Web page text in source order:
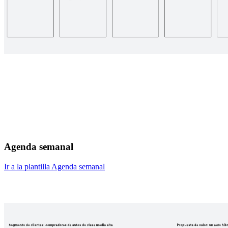
Agenda semanal
Ir a la plantilla Agenda semanal